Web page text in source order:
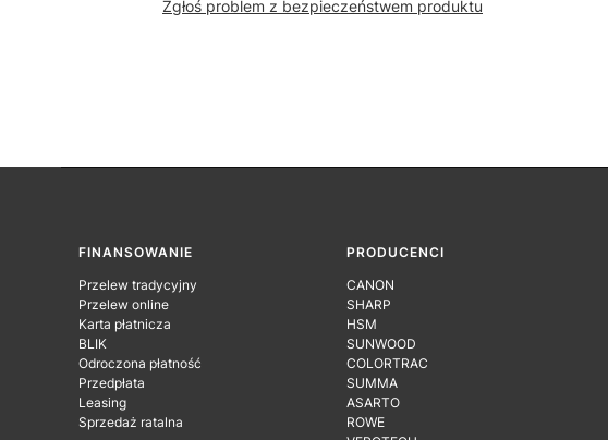
Zgłoś problem z bezpieczeństwem produktu
Linki w stopce
FINANSOWANIE
Przelew tradycyjny
Przelew online
Karta płatnicza
BLIK
Odroczona płatność
Przedpłata
Leasing
Sprzedaż ratalna
PRODUCENCI
CANON
SHARP
HSM
SUNWOOD
COLORTRAC
SUMMA
ASARTO
ROWE